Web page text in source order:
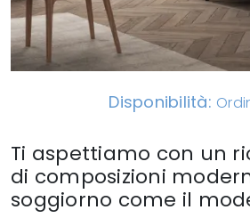
Disponibilità:
Ti aspettiamo con un
di composizioni
soggiorno come il